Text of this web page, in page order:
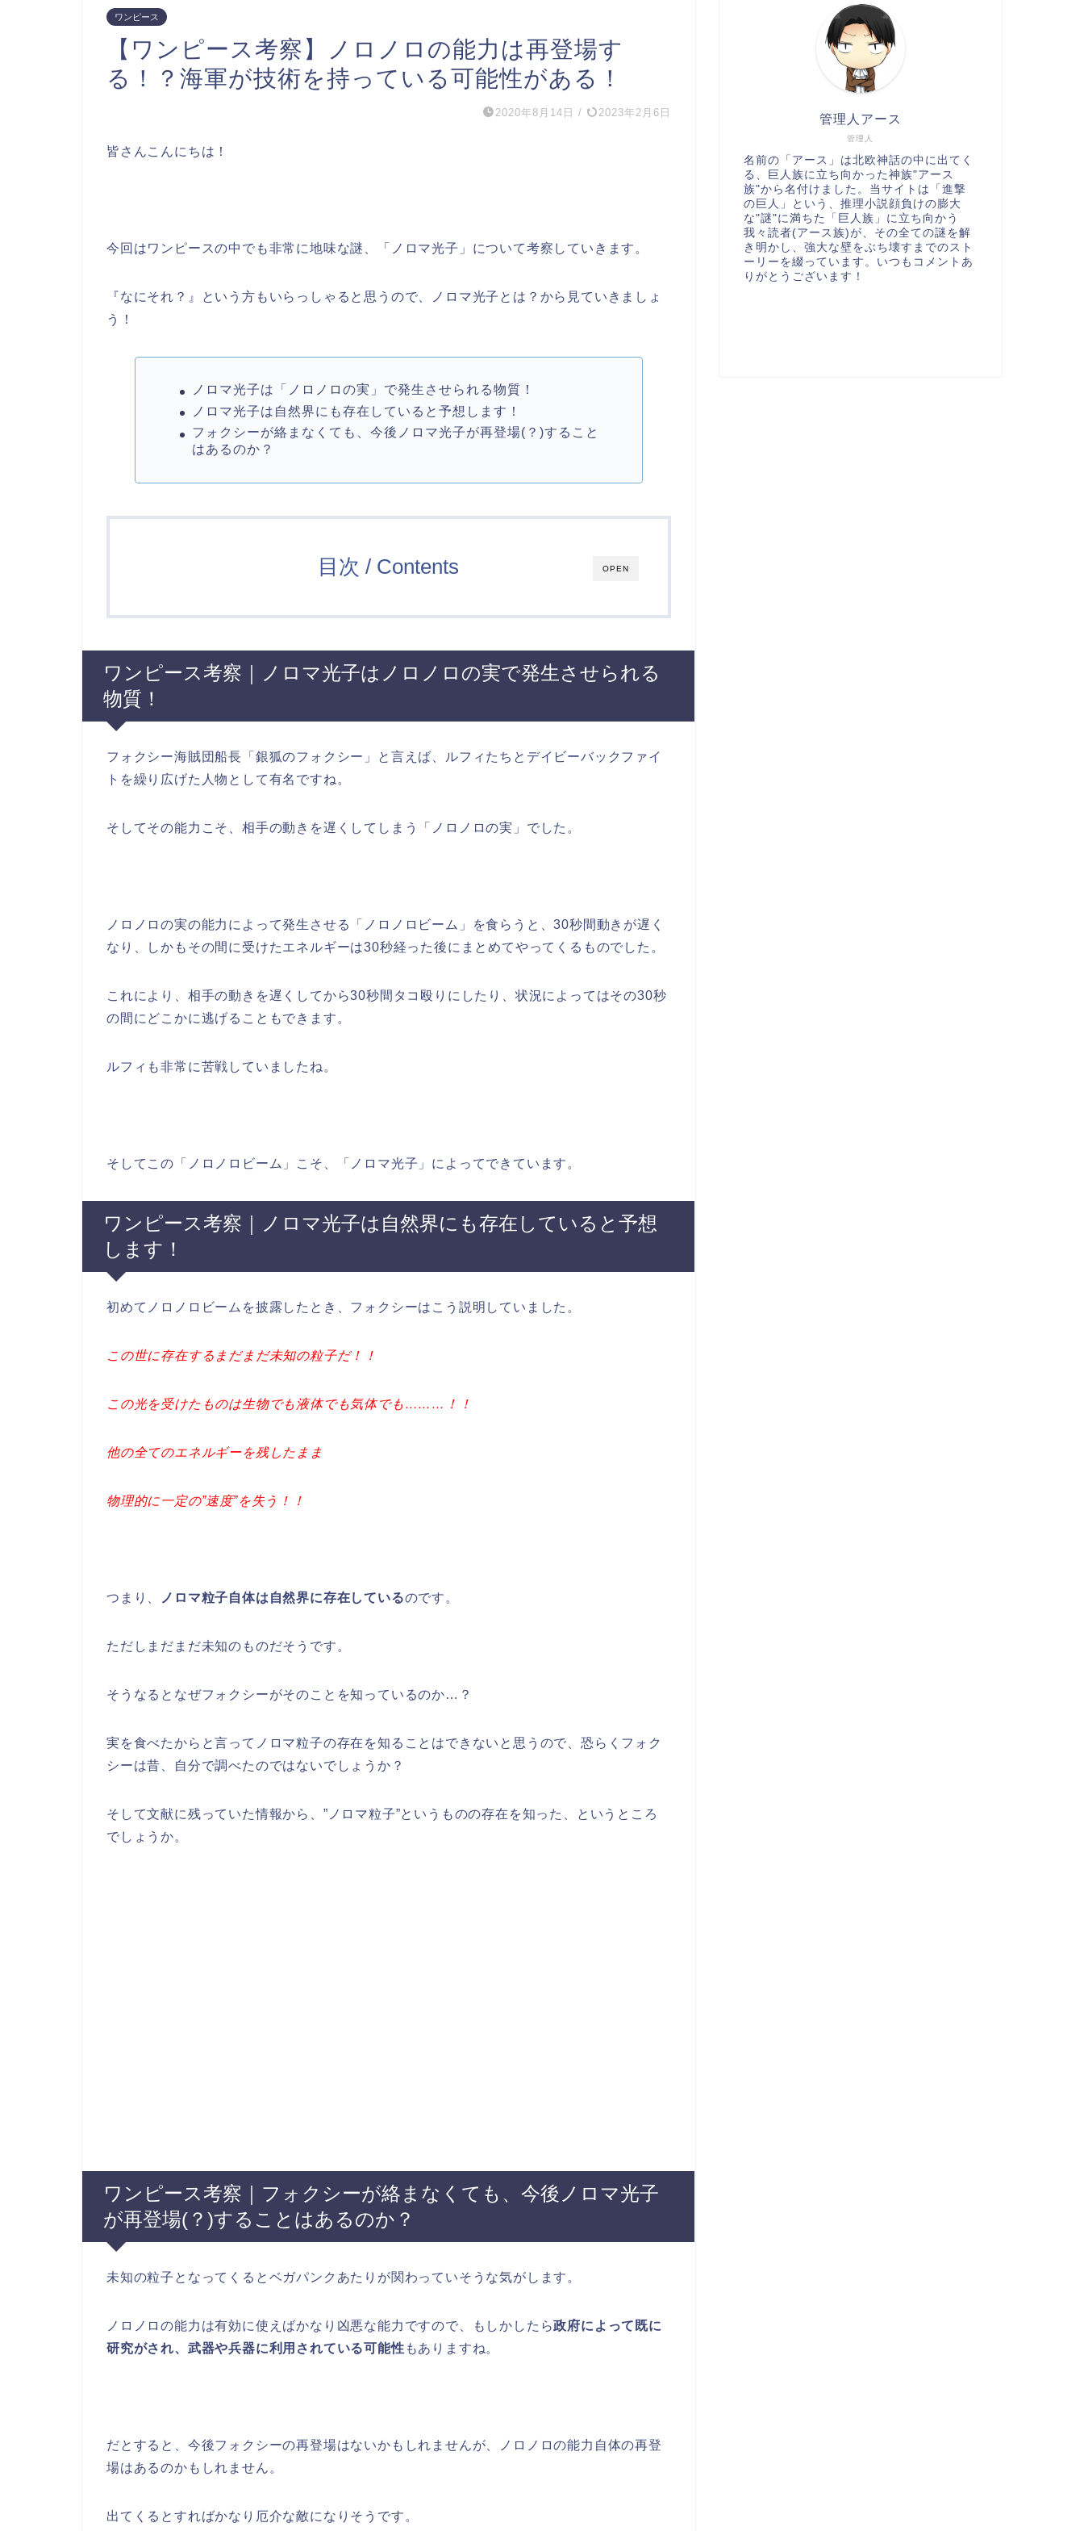
ワンピース
【ワンピース考察】ノロノロの能力は再登場す
る！？海軍が技術を持っている可能性がある！
2020年8月14日 / 2023年2月6日
皆さんこんにちは！
今回はワンピースの中でも非常に地味な謎、「ノロマ光子」について考察していきます。
『なにそれ？』という方もいらっしゃると思うので、ノロマ光子とは？から見ていきましょ
う！
ノロマ光子は「ノロノロの実」で発生させられる物質！
ノロマ光子は自然界にも存在していると予想します！
フォクシーが絡まなくても、今後ノロマ光子が再登場(？)すること
はあるのか？
OPEN
目次 / Contents
ワンピース考察｜ノロマ光子はノロノロの実で発生させられる
物質！
フォクシー海賊団船長「銀狐のフォクシー」と言えば、ルフィたちとデイビーバックファイ
トを繰り広げた人物として有名ですね。
そしてその能力こそ、相手の動きを遅くしてしまう「ノロノロの実」でした。
ノロノロの実の能力によって発生させる「ノロノロビーム」を食らうと、30秒間動きが遅く
なり、しかもその間に受けたエネルギーは30秒経った後にまとめてやってくるものでした。
これにより、相手の動きを遅くしてから30秒間タコ殴りにしたり、状況によってはその30秒
の間にどこかに逃げることもできます。
ルフィも非常に苦戦していましたね。
そしてこの「ノロノロビーム」こそ、「ノロマ光子」によってできています。
ワンピース考察｜ノロマ光子は自然界にも存在していると予想
します！
初めてノロノロビームを披露したとき、フォクシーはこう説明していました。
この世に存在するまだまだ未知の粒子だ！！
この光を受けたものは生物でも液体でも気体でも………！！
他の全てのエネルギーを残したまま
物理的に一定の”速度”を失う！！
つまり、 ノロマ粒子自体は自然界に存在しているのです。
ただしまだまだ未知のものだそうです。
そうなるとなぜフォクシーがそのことを知っているのか…？
実を食べたからと言ってノロマ粒子の存在を知ることはできないと思うので、恐らくフォク
シーは昔、自分で調べたのではないでしょうか？
そして文献に残っていた情報から、”ノロマ粒子”というものの存在を知った、というところ
でしょうか。
ワンピース考察｜フォクシーが絡まなくても、今後ノロマ光子
が再登場(？)することはあるのか？
未知の粒子となってくるとベガパンクあたりが関わっていそうな気がします。
ノロノロの能力は有効に使えばかなり凶悪な能力ですので、もしかしたら政府によって既に
研究がされ、武器や兵器に利用されている可能性 もありますね。
だとすると、今後フォクシーの再登場はないかもしれませんが、ノロノロの能力自体の再登
場はあるのかもしれません。
出てくるとすればかなり厄介な敵になりそうです。
管理人
管理人アース
名前の「アース」は北欧神話の中に出てく
る、巨人族に立ち向かった神族"アース
族"から名付けました。当サイトは「進撃
の巨人」という、推理小説顔負けの膨大
な"謎"に満ちた「巨人族」に立ち向かう
我々読者(アース族)が、その全ての謎を解
き明かし、強大な壁をぶち壊すまでのスト
ーリーを綴っています。いつもコメントあ
りがとうございます！